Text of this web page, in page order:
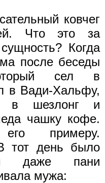
ковчег
Что это за
Когда
после беседы
сел в
в Вади-Хальфу,
в шезлонг и
чашку кофе.
примеру.
тот день было
даже пани
мужа: